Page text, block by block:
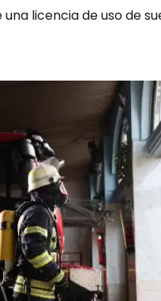
una licencia de uso de